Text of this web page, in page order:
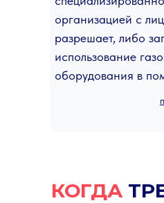
организацией с
разрешает, либо
использование
оборудования в
КОГДА